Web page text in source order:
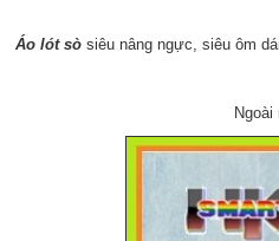
Áo lót sòsiêu nâng ngực, siêu ôm